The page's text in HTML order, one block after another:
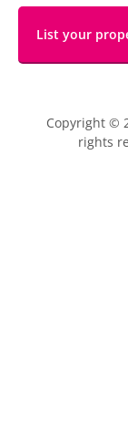
List your
Copyright ©
rights